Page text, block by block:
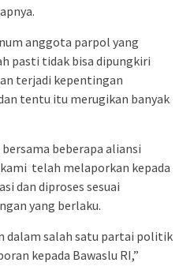
anggota parpol yang
pasti tidak bisa dipungkiri
terjadi kepentingan
tentu itu merugikan banyak
bersama beberapa aliansi
telah melaporkan kepada
dan diproses sesuai
yang berlaku.
dalam salah satu partai politik
kepada Bawaslu RI,”